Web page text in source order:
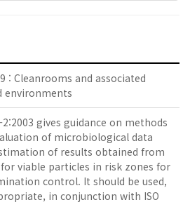
: Cleanrooms and associated
environments
2:2003 gives guidance on methods
of microbiological data
of results obtained from
viable particles in risk zones for
control. It should be used,
in conjunction with ISO